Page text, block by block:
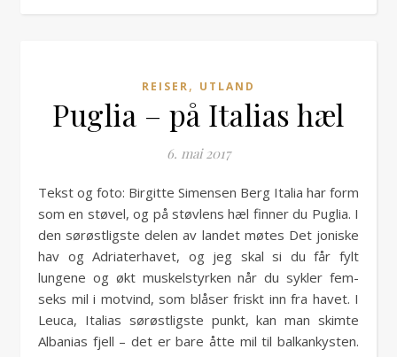
REISER, UTLAND
Puglia – på Italias hæl
6. mai 2017
Tekst og foto: Birgitte Simensen Berg Italia har form
som en støvel, og på støvlens hæl finner du Puglia. I
den sørøstligste delen av landet møtes Det joniske
hav og Adriaterhavet, og jeg skal si du får fylt
lungene og økt muskelstyrken når du sykler fem-
seks mil i motvind, som blåser friskt inn fra havet. I
Leuca, Italias sørøstligste punkt, kan man skimte
Albanias fjell – det er bare åtte mil til balkankysten.